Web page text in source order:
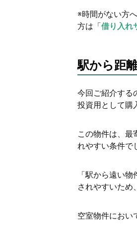
※時間がない方
方は「借り入れ
駅から距
今回ご紹介する
投資用として購
この物件は、最
れやすい条件で
「駅から遠い
されやすいため
空室物件におい